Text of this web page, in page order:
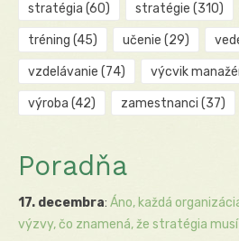
stratégia (60) stratégie (310)
tréning (45) učenie (29)
vzdelávanie (74) výcvik
výroba (42) zamestnanci (37)
Poradňa
17. decembra: Áno, každá
výzvy, čo znamená, že stratégia